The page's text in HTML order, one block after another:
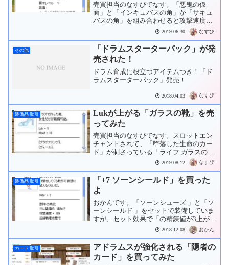
売買担当のなすびでなす。「悪鬼の仮
面」と「インキュバスの角」か「サキュ
バスの角」を組み合わせると攻撃速度が
上がります。サブアカウントの殴りAB用
に「悪鬼の仮面」は買ったので、AGIも
上がる「インキュバスの角」を買おうと
思って買いチャを立てま...
2019.06.30 なすび
その他
「ドラムスターターパック」が発
売された！
ドラム育成に役立つアイテムつき！「ド
ラムスターターパック」発売！
2018.04.03 なすび
装備品 取引
Lukが上がる「ガラスの靴」を売
ってみた
売買担当のなすびでなす。スロットエン
チャントされて、「堕落した生命のカー
ド」が刺さっている「ライフ ガラスの靴
」を売ってみました。Noatun露店で
2019.08.12 なすび
装備品 取引
「+7 ソーンシールド」を買った
よ
おかんです。「ソーンシューズ 」と「ソ
ーンシールド 」をセットで装備していま
すが、セット効果で「の精錬値が3上がる
度に追加で攻撃速度+6%」というのがあ
ります。そんなわけで、使う盾は基本的
に「+6 ソーンシールド 」となるわけで
す。「+6 ...
2018.12.08 おかん
カード 取引
アドラムスが強化される「隠者の
カード」を買ってみた